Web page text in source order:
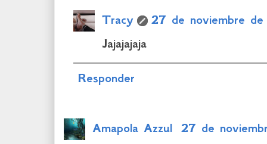
Tracy
27 de noviembre
Jajajajaja
Responder
Amapola Azzul 27 de